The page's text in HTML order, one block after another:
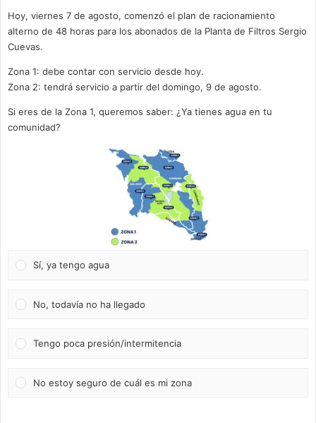
Hoy, viernes 7 de agosto, comenzó el plan de racionamiento
alterno de 48 horas para los abonados de la Planta de Filtros Sergio
Cuevas.
Zona 1: debe contar con servicio desde hoy.
Zona 2: tendrá servicio a partir del domingo, 9 de agosto.
Si eres de la Zona 1, queremos saber: ¿Ya tienes agua en tu
comunidad?
Sí, ya tengo agua
No, todavía no ha llegado
Tengo poca presión/intermitencia
No estoy seguro de cuál es mi zona